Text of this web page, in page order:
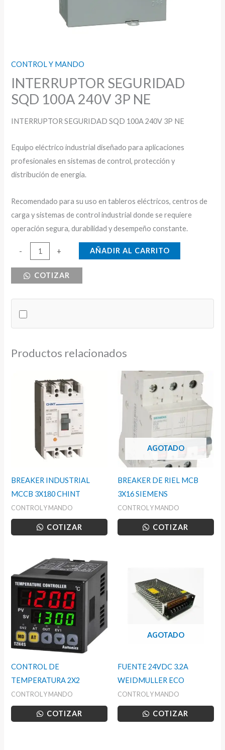
CONTROL Y MANDO
INTERRUPTOR SEGURIDAD
SQD 100A 240V 3P NE
INTERRUPTOR SEGURIDAD SQD 100A 240V 3P NE
Equipo eléctrico industrial diseñado para aplicaciones
profesionales en sistemas de control, protección y
distribución de energía.
Recomendado para su uso en tableros eléctricos, centros de
carga y sistemas de control industrial donde se requiere
operación segura, durabilidad y desempeño constante.
-
INTERRUPTOR
SEGURIDAD
SQD
3P
NE
+ AÑADIR AL CARRITO
COTIZAR
Productos relacionados
BREAKER INDUSTRIAL
MCCB 3X180 CHINT
CONTROL Y MANDO
COTIZAR
AGOTADO
BREAKER DE RIEL MCB
3X16 SIEMENS
CONTROL Y MANDO
COTIZAR
CONTROL DE
TEMPERATURA 2X2
CONTROL Y MANDO
COTIZAR
AGOTADO
FUENTE 24VDC 3.2A
WEIDMULLER ECO
CONTROL Y MANDO
COTIZAR